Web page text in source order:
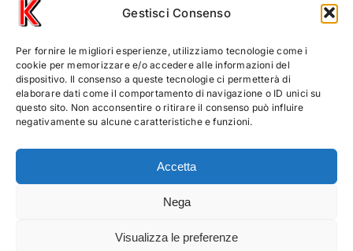
Gestisci Consenso
Per fornire le migliori esperienze, utilizziamo tecnologie come i
cookie per memorizzare e/o accedere alle informazioni del
dispositivo. Il consenso a queste tecnologie ci permetterà di
elaborare dati come il comportamento di navigazione o ID unici su
questo sito. Non acconsentire o ritirare il consenso può influire
negativamente su alcune caratteristiche e funzioni.
Accetta
Nega
Visualizza le preferenze
PRIVACY
COOKIE POLICY (UE)